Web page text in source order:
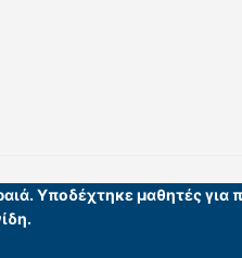
Υποδέχτηκε μαθητές